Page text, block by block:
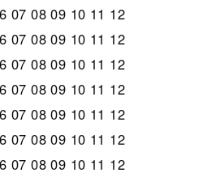
07 08 09 10 11 12
07 08 09 10 11 12
07 08 09 10 11 12
07 08 09 10 11 12
07 08 09 10 11 12
07 08 09 10 11 12
07 08 09 10 11 12